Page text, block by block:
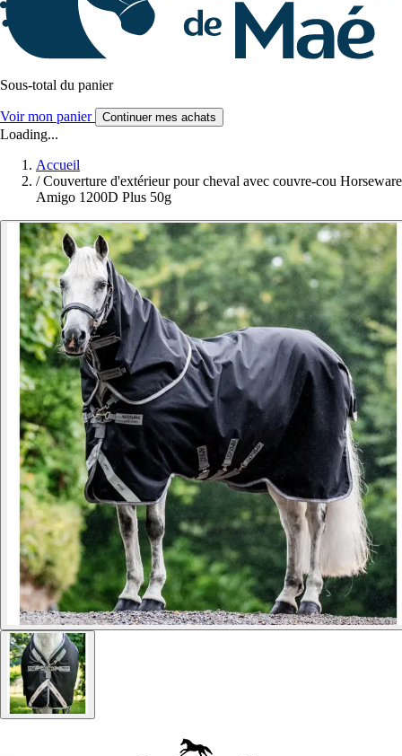
Sous-total du panier
Voir mon panier Continuer mes achats
Loading...
Accueil
/ Couverture d'extérieur pour cheval avec couvre-cou Horseware
Amigo 1200D Plus 50g